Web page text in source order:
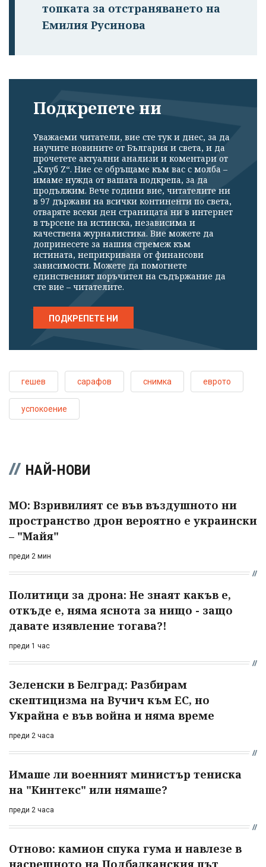
топката за отстраняването на
Емилия Русинова
Подкрепете ни
Уважаеми читатели, вие сте тук и днес, за да
научите новините от България и света, и да
прочетете актуални анализи и коментари от
„Клуб Z“. Ние се обръщаме към вас с молба –
имаме нужда от вашата подкрепа, за да
продължим. Вече години вие, читателите ни
в 97 държави на всички континенти по света,
отваряте всеки ден страницата ни в интернет
в търсене на истинска, независима и
качествена журналистика. Вие можете да
допринесете за нашия стремеж към
истината, неприкривана от финансови
зависимости. Можете да помогнете
единственият поръчител на съдържание да
сте вие – читателите.
ПОДКРЕПЕТЕ НИ
гешев сарафов снимка еврото
успокоение
НАЙ-НОВИ
МО: Взривилият се във въздушното ни
пространство дрон вероятно е украински
– "Майя"
преди 2 мин
Политици за дрона: Не знаят какъв е,
откъде е, няма яснота за нищо - защо
давате изявление тогава?!
преди 1 час
Зеленски в Белград: Разбирам
скептицизма на Вучич към ЕС, но
Украйна е във война и няма време
преди 2 часа
Имаше ли военният министър тениска
на "Кинтекс" или нямаше?
преди 2 часа
Отново: камион спука гума и навлезе в
насрещното на Подбалканския път